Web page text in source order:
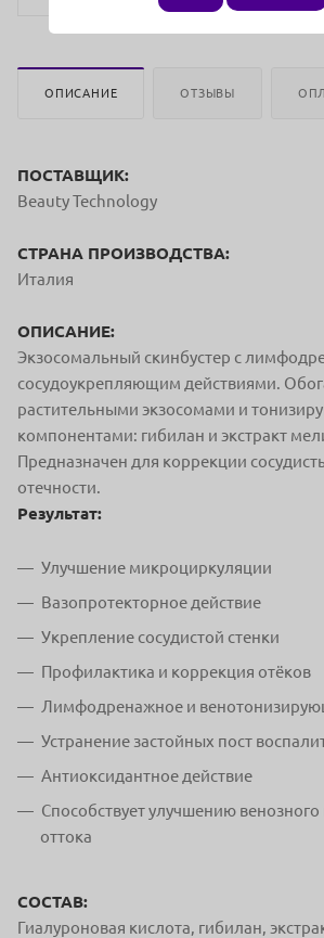
ОПИСАНИЕ ОТЗЫВЫ
ПОСТАВЩИК:
Beauty Technology
СТРАНА ПРОИЗВОДСТВА:
Италия
ОПИСАНИЕ:
Экзосомальный скинбустер с
сосудоукрепляющим действиями.
растительными экзосомами и
компонентами: гибилан и экстракт
Предназначен для коррекции
отечности.
Результат:
Улучшение микроциркуляции
Вазопротекторное действие
Укрепление сосудистой стенки
Профилактика и коррекция отёков
Лимфодренажное и
Устранение застойных пост
Антиоксидантное действие
Способствует улучшению
оттока
СОСТАВ:
Гиалуроновая кислота, гибилан,